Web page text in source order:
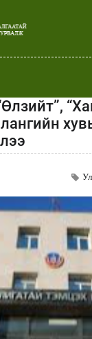
Эхлэл
Улс төр
Нийгэм
Эдийн засаг
Дэлхий
Спорт
Шар
Батаар юу хэлэв
Хэвлэл мэдээллээр